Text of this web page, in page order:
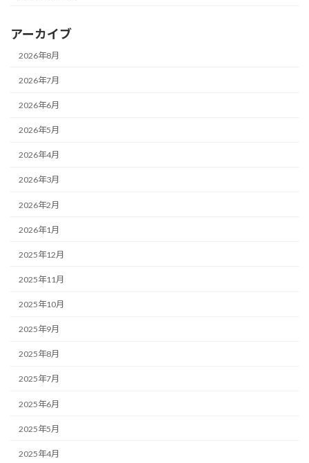
アーカイブ
2026年8月
2026年7月
2026年6月
2026年5月
2026年4月
2026年3月
2026年2月
2026年1月
2025年12月
2025年11月
2025年10月
2025年9月
2025年8月
2025年7月
2025年6月
2025年5月
2025年4月